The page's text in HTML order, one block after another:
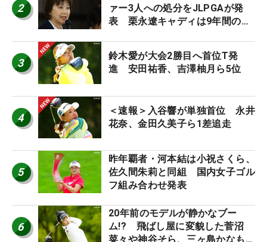
2
ァー3人への処分をJLPGAが発
表 栗永遼キャディは9年間の立
3
鈴木愛が大会2勝目へ首位T発
進 安田祐香、吉澤柚月ら5位
4
＜速報＞入谷響が単独首位 永井
花奈、金田久美子ら1差追走
5
昨年覇者・河本結は小祝さくら、
佐久間朱莉と同組 国内女子ゴル
フ組み合わせ発表
6
20年前のモデルが静かなブー
ム!? 飛ばし屋に変貌した菅沼
菜々や神谷そら、三ヶ島かなも使